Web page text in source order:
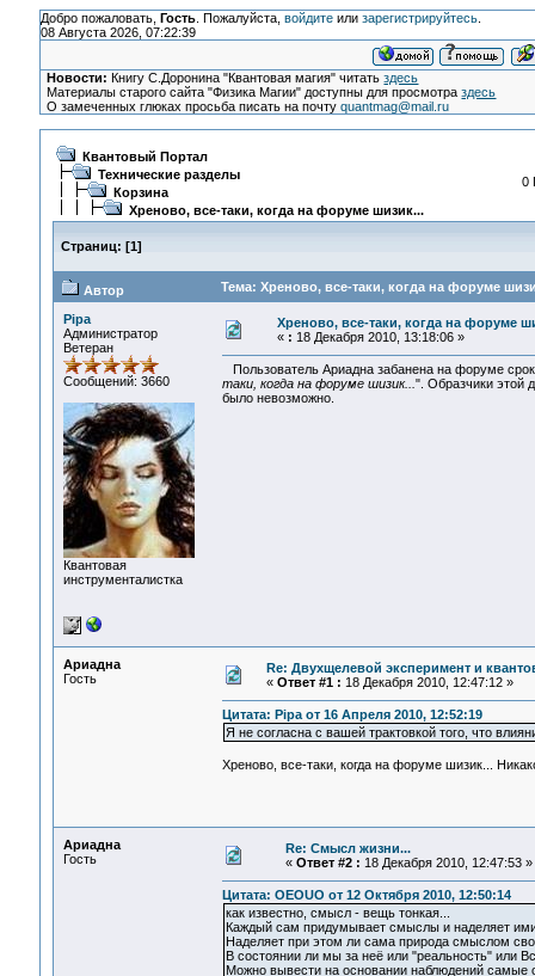
Добро пожаловать, Гость. Пожалуйста, войдитеили зарегистрируйтесь.
08 Августа 2026, 07:22:39
Новости: Книгу С.Доронина "Квантовая магия" читатьздесь
Материалы старого сайта "Физика Магии" доступны для просмотраздесь
О замеченных глюках просьба писать на почтуquantmag@mail.ru
Квантовый Портал
Технические разделы
Корзина
Хреново, все-таки, когда на форуме шизик...
0
Страниц: [1]
Автор Тема: Хреново, все-таки, когда на форуме
Pipa
Администратор
Ветеран
Сообщений: 3660
Квантовая
инструменталистка
Хреново, все-таки, когда на форуме
« : 18 Декабря 2010, 13:18:06 »
Пользователь Ариадна забанена на форуме
таки, когда на форуме шизик... ". Образчики этой
было невозможно.
Ариадна
Гость
Re: Двухщелевой эксперимент и
« Ответ #1 : 18 Декабря 2010, 12:47:12 »
Цитата: Pipa от 16 Апреля 2010, 12:52:19
Я не согласна с вашей трактовкой того, что
Хреново, все-таки, когда на форуме шизик...
Ариадна
Гость
Re: Смысл жизни...
« Ответ #2 : 18 Декабря 2010, 12:47:53 »
Цитата: OEOUO от 12 Октября 2010, 12:50:14
как известно, смысл - вещь тонкая...
Каждый сам придумывает смыслы и наделяет
Наделяет при этом ли сама природа смыслом
В состоянии ли мы за неё или "реальность" или
Можно вывести на основании наблюдений самые